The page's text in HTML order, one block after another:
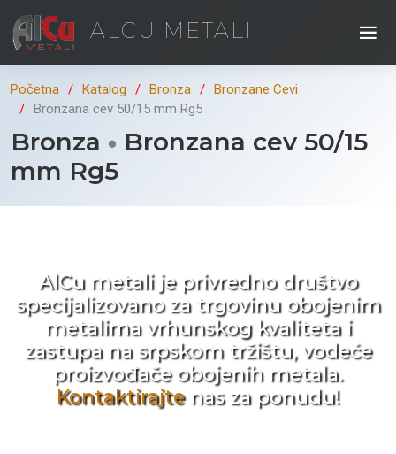
ALCU METALI
Početna Katalog Bronza
Bronzane Cevi
Bronzana cev 50/15 mm Rg5
Bronza
Bronzana cev 50/15
mm Rg5
AlCu metali je privredno društvo
specijalizovano za trgovinu obojenim
metalima vrhunskog kvaliteta i
zastupa na srpskom tržištu, vodeće
proizvođače obojenih metala.
Kontaktirajtenas za ponudu!